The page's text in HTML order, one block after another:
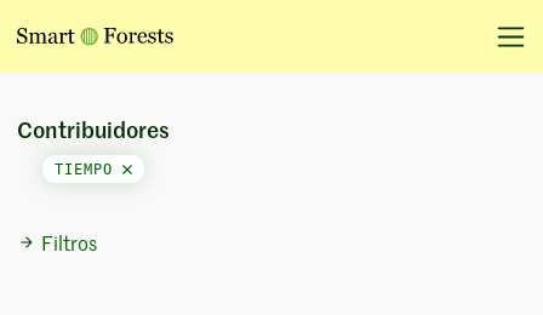
Filtros
Contribuidores
TIEMPO